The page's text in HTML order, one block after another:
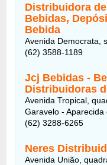
Distribuidora
Bebidas,
Bebida
Avenida Democrata,
(62) 3588-1189
Jcj Bebidas -
Distribuidoras
Avenida Tropical,
Garavelo -
(62) 3288-6265
Neres
Avenida União,